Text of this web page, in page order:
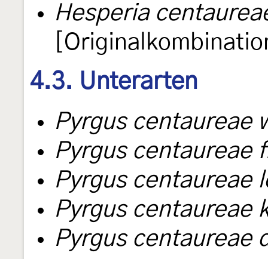
Hesperia
4.3. Unterarten
Pyrgus centaureae
Pyrgus centaureae
Pyrgus centaureae
Pyrgus centaureae
Pyrgus centaureae